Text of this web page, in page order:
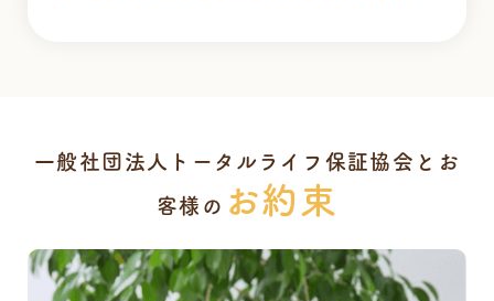
一般社団法人トータルライフ保証協会とお
客様の お約束